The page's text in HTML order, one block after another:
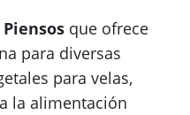
que ofrece
para diversas
para velas,
la alimentación